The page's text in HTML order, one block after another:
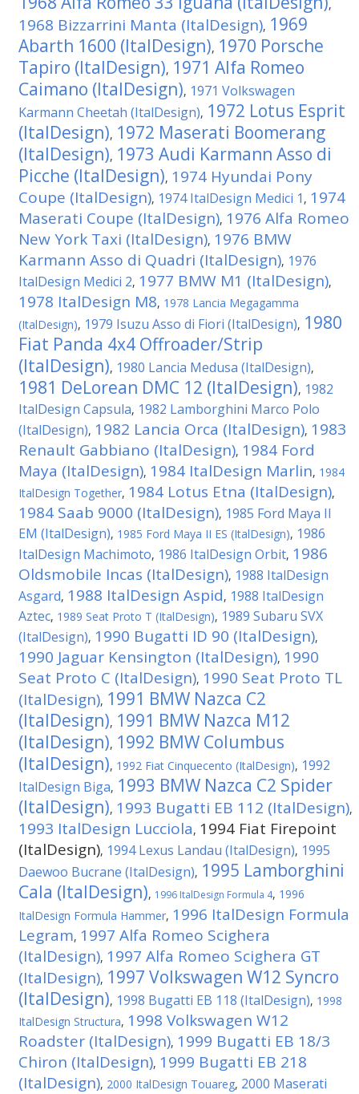
,
1968 Bizzarrini Manta (ItalDesign), 1969
Abarth 1600 (ItalDesign), 1970 Porsche
Tapiro (ItalDesign), 1971 Alfa Romeo
Caimano (ItalDesign), 1971 Volkswagen
Karmann Cheetah (ItalDesign), 1972 Lotus Esprit
(ItalDesign), 1972 Maserati Boomerang
(ItalDesign), 1973 Audi Karmann Asso di
Picche (ItalDesign), 1974 Hyundai Pony
Coupe (ItalDesign), 1974 ItalDesign Medici 1 , 1974
Maserati Coupe (ItalDesign), 1976 Alfa Romeo
New York Taxi (ItalDesign), 1976 BMW
Karmann Asso di Quadri (ItalDesign), 1976
ItalDesign Medici 2, 1977 BMW M1 (ItalDesign),
1978 ItalDesign M8, 1978 Lancia Megagamma
(ItalDesign), 1979 Isuzu Asso di Fiori (ItalDesign), 1980
Fiat Panda 4x4 Offroader/Strip
(ItalDesign), 1980 Lancia Medusa (ItalDesign),
1981 DeLorean DMC 12 (ItalDesign), 1982
ItalDesign Capsula, 1982 Lamborghini Marco Polo
(ItalDesign), 1982 Lancia Orca (ItalDesign), 1983
Renault Gabbiano (ItalDesign), 1984 Ford
Maya (ItalDesign), 1984 ItalDesign Marlin, 1984
ItalDesign Together, 1984 Lotus Etna (ItalDesign),
1984 Saab 9000 (ItalDesign), 1985 Ford Maya II
EM (ItalDesign), 1985 Ford Maya II ES (ItalDesign), 1986
ItalDesign Machimoto, 1986 ItalDesign Orbit, 1986
Oldsmobile Incas (ItalDesign), 1988 ItalDesign
Asgard, 1988 ItalDesign Aspid, 1988 ItalDesign
Aztec, 1989 Seat Proto T (ItalDesign), 1989 Subaru SVX
(ItalDesign), 1990 Bugatti ID 90 (ItalDesign),
1990 Jaguar Kensington (ItalDesign), 1990
Seat Proto C (ItalDesign), 1990 Seat Proto TL
(ItalDesign), 1991 BMW Nazca C2
(ItalDesign), 1991 BMW Nazca M12
(ItalDesign), 1992 BMW Columbus
(ItalDesign), 1992 Fiat Cinquecento (ItalDesign), 1992
ItalDesign Biga, 1993 BMW Nazca C2 Spider
(ItalDesign), 1993 Bugatti EB 112 (ItalDesign),
1993 ItalDesign Lucciola, 1994 Fiat Firepoint
(ItalDesign), 1994 Lexus Landau (ItalDesign), 1995
Daewoo Bucrane (ItalDesign), 1995 Lamborghini
Cala (ItalDesign), 1996 ItalDesign Formula 4, 1996
ItalDesign Formula Hammer, 1996 ItalDesign Formula
Legram, 1997 Alfa Romeo Scighera
(ItalDesign), 1997 Alfa Romeo Scighera GT
(ItalDesign), 1997 Volkswagen W12 Syncro
(ItalDesign), 1998 Bugatti EB 118 (ItalDesign), 1998
ItalDesign Structura, 1998 Volkswagen W12
Roadster (ItalDesign), 1999 Bugatti EB 18/3
Chiron (ItalDesign), 1999 Bugatti EB 218
(ItalDesign), 2000 ItalDesign Touareg, 2000 Maserati